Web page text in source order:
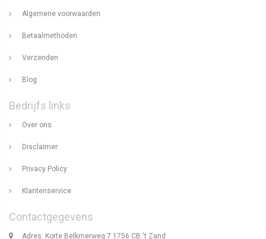
Algemene voorwaarden
Betaalmethoden
Verzenden
Blog
Bedrijfs links
Over ons
Disclaimer
Privacy Policy
Klantenservice
Contactgegevens
Adres: Korte Belkmerweg 7 1756 CB 't Zand